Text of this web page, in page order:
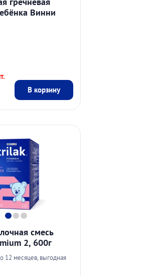
Винни
В корзину
смесь
2, 600г
12 месяцев, выгодная